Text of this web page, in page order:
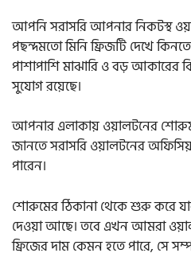
আপনি সরাসরি আপনার নিকটস্থ
পছন্দমতো মিনি ফ্রিজটি দেখে
পাশাপাশি মাঝারি ও বড় আকারের
সুযোগ রয়েছে।
আপনার এলাকায় ওয়ালটনের
জানতে সরাসরি ওয়ালটনের
পারেন।
শোরুমের ঠিকানা থেকে শুরু করে
দেওয়া আছে। তবে এখন আমরা
ফ্রিজের দাম কেমন হতে পারে, সে